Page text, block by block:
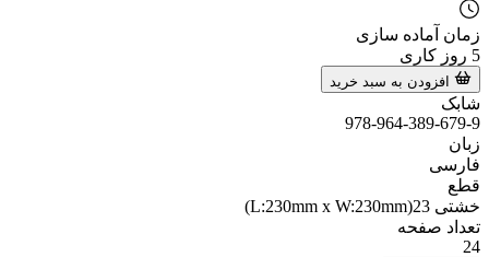
زمان آماده سازی
5 روز کاری
افزودن به سبد خرید
شابک
978-964-389-679-9
زبان
فارسی
قطع
خشتی 23(L:230mm x W:230mm)
تعداد صفحه
24